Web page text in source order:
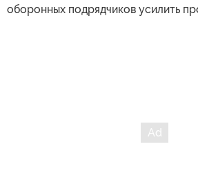
оборонных подрядчиков усилить